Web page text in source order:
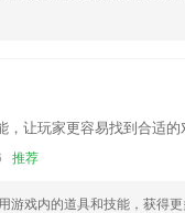
，让玩家更容易找到合适的
推荐
游戏内的道具和技能，获得